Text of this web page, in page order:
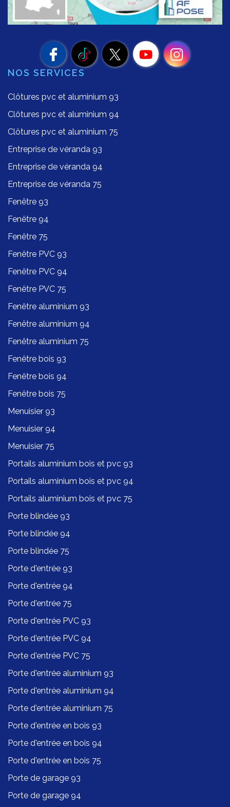
NOS SERVICES
Clôtures pvc et aluminium 93
Clôtures pvc et aluminium 94
Clôtures pvc et aluminium 75
Entreprise de véranda 93
Entreprise de véranda 94
Entreprise de véranda 75
Fenêtre 93
Fenêtre 94
Fenêtre 75
Fenêtre PVC 93
Fenêtre PVC 94
Fenêtre PVC 75
Fenêtre aluminium 93
Fenêtre aluminium 94
Fenêtre aluminium 75
Fenêtre bois 93
Fenêtre bois 94
Fenêtre bois 75
Menuisier 93
Menuisier 94
Menuisier 75
Portails aluminium bois et pvc 93
Portails aluminium bois et pvc 94
Portails aluminium bois et pvc 75
Porte blindée 93
Porte blindée 94
Porte blindée 75
Porte d'entrée 93
Porte d'entrée 94
Porte d'entrée 75
Porte d'entrée PVC 93
Porte d'entrée PVC 94
Porte d'entrée PVC 75
Porte d'entrée aluminium 93
Porte d'entrée aluminium 94
Porte d'entrée aluminium 75
Porte d'entrée en bois 93
Porte d'entrée en bois 94
Porte d'entrée en bois 75
Porte de garage 93
Porte de garage 94